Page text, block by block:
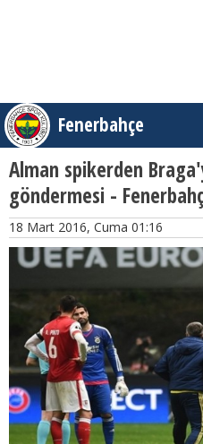
Fenerbahçe
Alman spikerden
göndermesi -
18 Mart 2016, Cuma 01:16